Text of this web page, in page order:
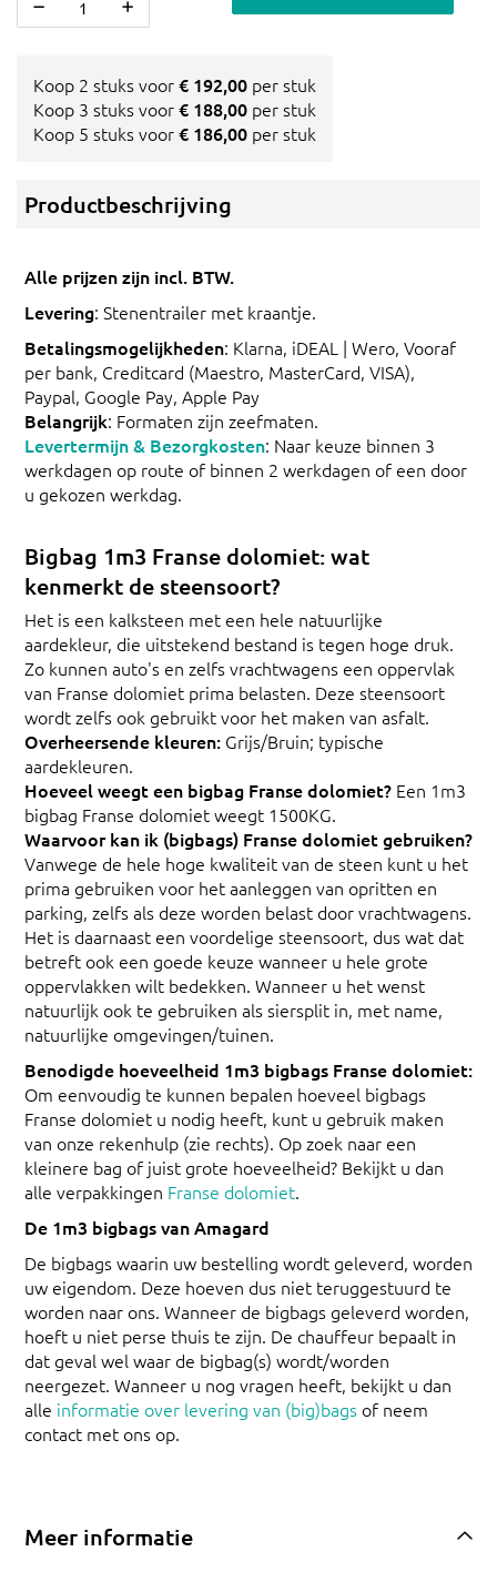
Koop 2 stuks voor€ 192,00 per stuk
Koop 3 stuks voor€ 188,00 per stuk
Koop 5 stuks voor€ 186,00 per stuk
Productbeschrijving
Alle prijzen zijn incl. BTW.
Levering: Stenentrailer met kraantje.
Betalingsmogelijkheden: Klarna, iDEAL | Wero, Vooraf
per bank, Creditcard (Maestro, MasterCard, VISA),
Paypal, Google Pay, Apple Pay
Belangrijk: Formaten zijn zeefmaten.
Levertermijn & Bezorgkosten: Naar keuze binnen 3
werkdagen op route of binnen 2 werkdagen of een door
u gekozen werkdag.
Bigbag 1m3 Franse dolomiet: wat
kenmerkt de steensoort?
Het is een kalksteen met een hele natuurlijke
aardekleur, die uitstekend bestand is tegen hoge druk.
Zo kunnen auto's en zelfs vrachtwagens een oppervlak
van Franse dolomiet prima belasten. Deze steensoort
wordt zelfs ook gebruikt voor het maken van asfalt.
Overheersende kleuren: Grijs/Bruin; typische
aardekleuren.
Hoeveel weegt een bigbag Franse dolomiet? Een 1m3
bigbag Franse dolomiet weegt 1500KG.
Waarvoor kan ik (bigbags) Franse dolomiet gebruiken?
Vanwege de hele hoge kwaliteit van de steen kunt u het
prima gebruiken voor het aanleggen van opritten en
parking, zelfs als deze worden belast door vrachtwagens.
Het is daarnaast een voordelige steensoort, dus wat dat
betreft ook een goede keuze wanneer u hele grote
oppervlakken wilt bedekken. Wanneer u het wenst
natuurlijk ook te gebruiken als siersplit in, met name,
natuurlijke omgevingen/tuinen.
Benodigde hoeveelheid 1m3 bigbags Franse dolomiet:
Om eenvoudig te kunnen bepalen hoeveel bigbags
Franse dolomiet u nodig heeft, kunt u gebruik maken
van onze rekenhulp (zie rechts). Op zoek naar een
kleinere bag of juist grote hoeveelheid? Bekijkt u dan
alle verpakkingen Franse dolomiet.
De 1m3 bigbags van Amagard
De bigbags waarin uw bestelling wordt geleverd, worden
uw eigendom. Deze hoeven dus niet teruggestuurd te
worden naar ons. Wanneer de bigbags geleverd worden,
hoeft u niet perse thuis te zijn. De chauffeur bepaalt in
dat geval wel waar de bigbag(s) wordt/worden
neergezet. Wanneer u nog vragen heeft, bekijkt u dan
alle informatie over levering van (big)bags of neem
contact met ons op.
Meer informatie